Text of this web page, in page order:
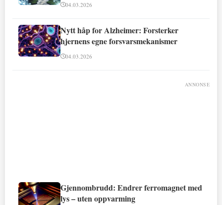
04.03.2026
Nytt håp for Alzheimer: Forsterker
hjernens egne forsvarsmekanismer
04.03.2026
ANNONSE
Gjennombrudd: Endrer ferromagnet med
lys – uten oppvarming